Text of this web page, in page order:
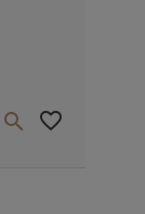
 favorite_border